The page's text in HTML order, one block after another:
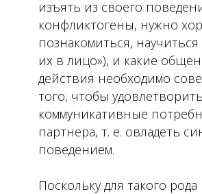
изъять из своего
конфликтогены, нужно
познакомиться, научиться
их в лицо»), и какие
действия необходимо
того, чтобы удовлетворить
коммуникативные
партнера, т. е. овладеть
поведением.
Поскольку для такого